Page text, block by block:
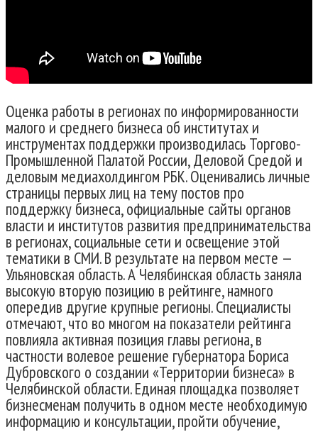
Оценка работы в регионах по информированности
малого и среднего бизнеса об институтах и
инструментах поддержки производилась Торгово-
Промышленной Палатой России, Деловой Средой и
деловым медиахолдингом РБК. Оценивались личные
страницы первых лиц на тему постов про
поддержку бизнеса, официальные сайты органов
власти и институтов развития предпринимательства
в регионах, социальные сети и освещение этой
тематики в СМИ. В результате на первом месте —
Ульяновская область. А Челябинская область заняла
высокую вторую позицию в рейтинге, намного
опередив другие крупные регионы. Специалисты
отмечают, что во многом на показатели рейтинга
повлияла активная позиция главы региона, в
частности волевое решение губернатора Бориса
Дубровского о создании «Территории бизнеса» в
Челябинской области. Единая площадка позволяет
бизнесменам получить в одном месте необходимую
информацию и консультации, пройти обучение,